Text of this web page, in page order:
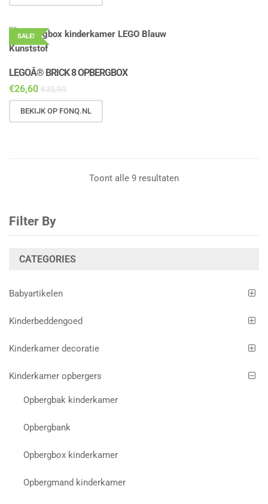
SALE!
LEGOÂ® BRICK 8 OPBERGBOX
€26,60 €35,99
BEKIJK OP FONQ.NL
Toont alle 9 resultaten
Filter By
CATEGORIES
Babyartikelen
Kinderbeddengoed
Kinderkamer decoratie
Kinderkamer opbergers
Opbergbak kinderkamer
Opbergbank
Opbergbox kinderkamer
Opbergmand kinderkamer